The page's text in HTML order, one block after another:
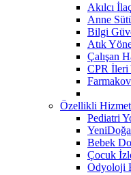
Akılcı
Anne
Bilgi
Atık
Çalışan
CPR İleri
Özellikli
Pediatri
Bebek
Çocuk
Odyoloji